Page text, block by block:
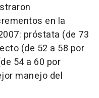
en la
próstata (de 73
(de 52 a 58 por
54 a 60 por
manejo del